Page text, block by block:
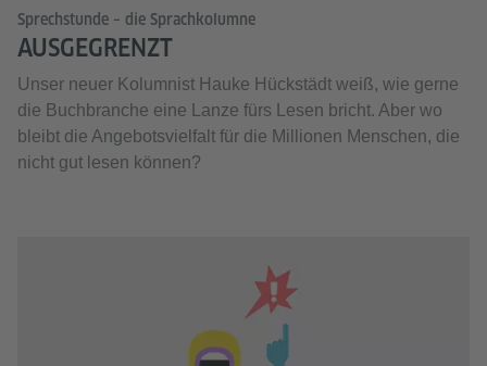
Sprechstunde – die Sprachkolumne
AUSGEGRENZT
Unser neuer Kolumnist Hauke Hückstädt weiß, wie gerne
die Buchbranche eine Lanze fürs Lesen bricht. Aber wo
bleibt die Angebotsvielfalt für die Millionen Menschen, die
nicht gut lesen können?